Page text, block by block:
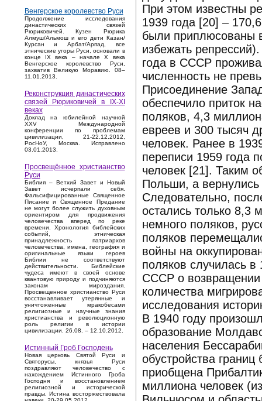
Венгерское королевство Руси
Продолжение исследования
династических связей
Рюриковичей. Кузен Рюрика
Алмуш/Альмош и его дети Казан/
Курсан и Арбат/Арпад, все
этнические угоры Руси, основали в
конце IX века – начале X века
Венгерское королевство Руси,
захватив Великую Моравию. 08–
11.01.2013.
Реконструкция династических
связей Рюриковичей в IX-XI
веках
Доклад на юбилейной научной
XXV Международной
конференции по проблемам
цивилизации, 21-22.12.2012,
РосНоУ, Москва. Исправлено
03.01.2013.
Просвещённое христианство
Руси
Библия – Ветхий Завет и Новый
Завет исчерпали себя.
Фальсифицированные Священное
Писание и Священное Предание
не могут более служить духовным
ориентиром для продвижения
человечества вперед по реке
времени. Хронология библейских
событий, этническая
принадлежность патриархов
человечества, имена, география и
оригинальные языки героев
Библии не соответствуют
действительности. Библейские
чудеса имеют в своей основе
квантовую природу и подчиняются
законам мироздания.
Просвещенное христианство Руси
восстанавливает утерянные и
уничтоженные мракобесами
религиозные и научные знания
христианства и революционную
роль религии в истории
цивилизации. 26.08. – 12.10.2012.
Истинный Гроб Господень
Новая церковь Святой Руси и
Святорусы, князья Руси
поздравляют человечество с
нахождением Истинного Гроба
Господня и восстановлением
религиозной и исторической
правды. Истина восторжествовала
При этом известны
1939 года [20] –
были приплюсованы
избежать
года в СССР
численность не
Присоединение
обеспечило приток
поляков, 4,3
евреев и 300 тысяч
человек. Ранее в
переписи 1959 года
человек [21]. Таким
Польши, а вернулись
Следовательно,
остались только 8,3
немного поляков,
поляков
войны на
поляков случилась
СССР о возвращении
количества
исследования
В 1940 году
образование
населения
обустройства
приобщена
миллиона человек